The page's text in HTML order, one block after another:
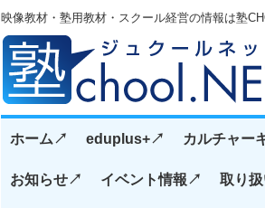
映像教材・塾用教材・スクール経営の情報は塾
ホーム↗️ eduplus+↗️ カルチャー
お知らせ↗️ イベント情報↗️ 取り